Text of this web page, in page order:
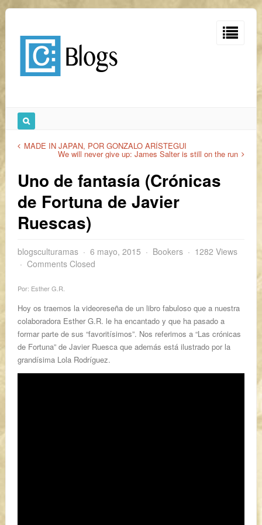
MADE IN JAPAN, POR GONZALO ARÍSTEGUI
We will never give up: James Salter is still on the run
Uno de fantasía (Crónicas
de Fortuna de Javier
Ruescas)
blogsculturamas 6 mayo, 2015 Bookers
1282 Views
Comments Closed
Por: Esther G.R.
Hoy os traemos la videoreseña de un libro fabuloso que a nuestra
colaboradora Esther G.R. le ha encantado y que ha pasado a
formar parte de sus “favoritísimos”. Nos referimos a “Las crónicas
de Fortuna” de Javier Ruesca que además está ilustrado por la
grandísima Lola Rodríguez.